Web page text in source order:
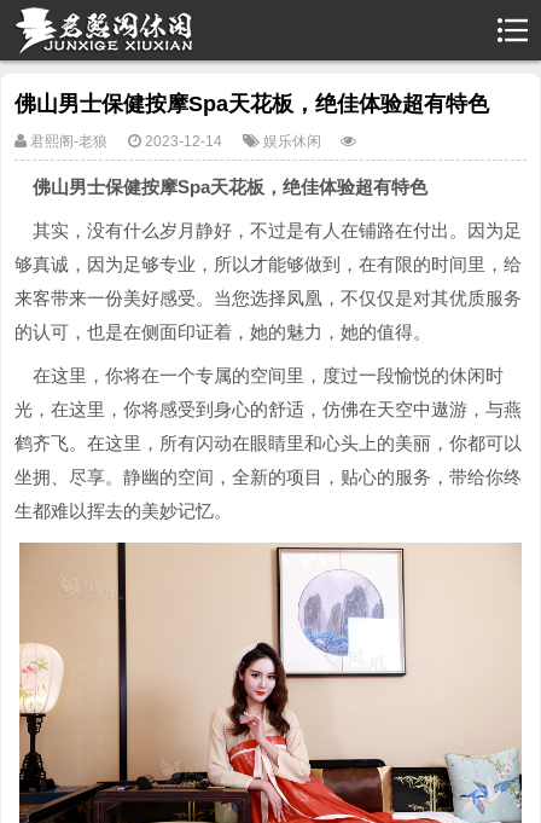
佛山男士保健按摩Spa天花板，绝佳体验超有特色
君熙阁-老狼 2023-12-14 娱乐休闲
佛山男士保健按摩Spa天花板，绝佳体验超有特色
其实，没有什么岁月静好，不过是有人在铺路在付出。因为足
够真诚，因为足够专业，所以才能够做到，在有限的时间里，给
来客带来一份美好感受。当您选择凤凰，不仅仅是对其优质服务
的认可，也是在侧面印证着，她的魅力，她的值得。
在这里，你将在一个专属的空间里，度过一段愉悦的休闲时
光，在这里，你将感受到身心的舒适，仿佛在天空中遨游，与燕
鹤齐飞。在这里，所有闪动在眼睛里和心头上的美丽，你都可以
坐拥、尽享。静幽的空间，全新的项目，贴心的服务，带给你终
生都难以挥去的美妙记忆。